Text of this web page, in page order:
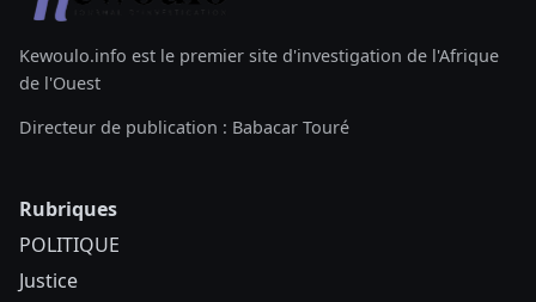
Kewoulo.info est le premier site d'investigation de l'Afrique
de l'Ouest
Directeur de publication : Babacar Touré
Rubriques
POLITIQUE
Justice